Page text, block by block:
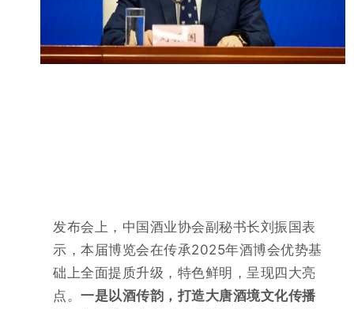
发布会上，中国酒业协会副秘书长刘振国表
示，本届博览会在传承2025年酒博会优势基
础上全面提质升级，特色鲜明，呈现四大亮
点。一是以酒传韵，打造大唐酒境文化传播